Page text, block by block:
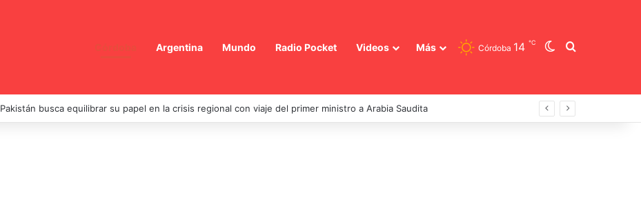
Argentina Mundo Radio Pocket Videos Más Córdoba 14 ℃ Switch skin
Buscar
Pakistán busca equilibrar su papel en la crisis regional con viaje del primer ministro a Arabia Saudita